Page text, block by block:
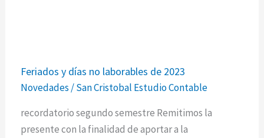
Feriados y días no laborables de 2023
Novedades /San Cristobal Estudio Contable
recordatorio segundo semestre Remitimos la
presente con la finalidad de aportar a la
y
días
laborables